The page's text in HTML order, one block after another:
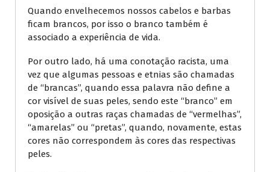
Quando envelhecemos nossos cabelos e barbas
ficam brancos, por isso o branco também é
associado a experiência de vida.
Por outro lado, há uma conotação racista, uma
vez que algumas pessoas e etnias são chamadas
de “brancas”, quando essa palavra não define a
cor visível de suas peles, sendo este “branco” em
oposição a outras raças chamadas de “vermelhas”,
“amarelas” ou “pretas”, quando, novamente, estas
cores não correspondem às cores das respectivas
peles.